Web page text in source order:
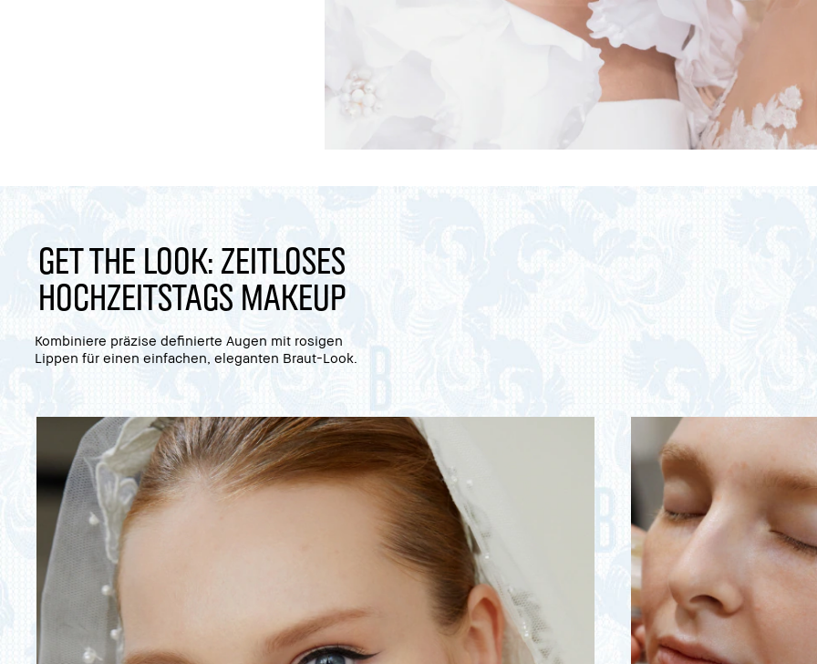
Get The Look: Zeitloses
Hochzeitstags Makeup
Kombiniere präzise definierte Augen mit rosigen
Lippen für einen einfachen, eleganten Braut-Look.